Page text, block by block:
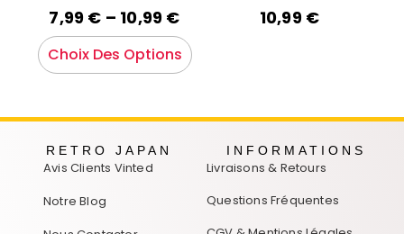
7,99 € – 10,99 €
Choix Des Options
10,99 €
RETRO JAPAN
Avis Clients Vinted
Notre Blog
INFORMATIONS
Livraisons & Retours
Questions Fréquentes